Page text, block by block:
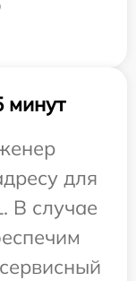
минут
для
В случае